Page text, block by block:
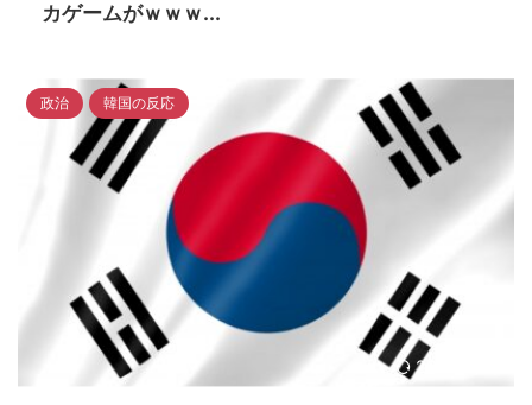
カゲームがｗｗｗ...
2023/4/16
政治 韓国の反応